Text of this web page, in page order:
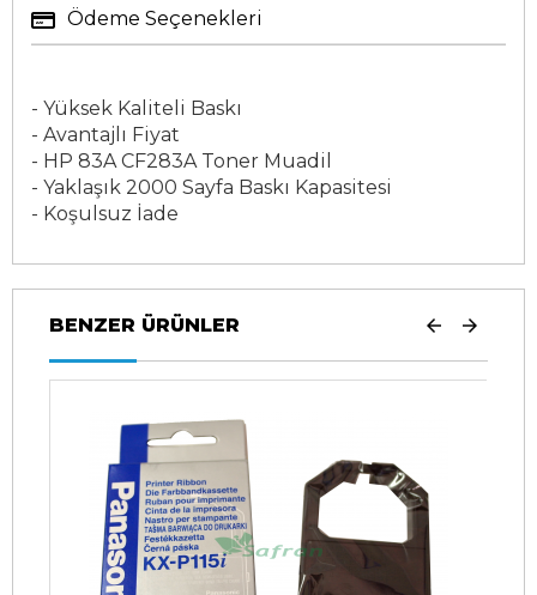
Ödeme Seçenekleri
- Yüksek Kaliteli Baskı
- Avantajlı Fiyat
- HP 83A CF283A Toner Muadil
- Yaklaşık 2000 Sayfa Baskı Kapasitesi
- Koşulsuz İade
BENZER ÜRÜNLER